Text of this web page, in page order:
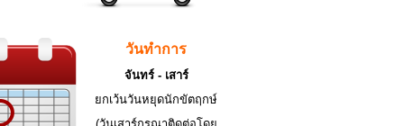
วันทำการ
จันทร์ - เสาร์
ยกเว้นวันหยุดนักขัตฤกษ์